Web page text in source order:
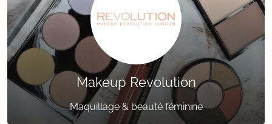
Makeup Revolution
Maquillage & beauté féminine